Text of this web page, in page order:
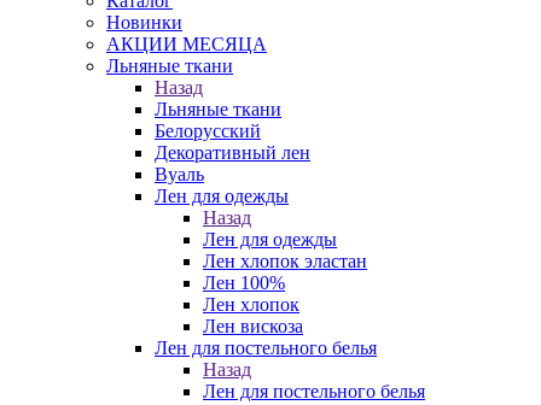
Новинки
АКЦИИ МЕСЯЦА
Льняные ткани
Назад
Льняные ткани
Белорусский
Декоративный лен
Вуаль
Лен для одежды
Назад
Лен для одежды
Лен хлопок эластан
Лен 100%
Лен хлопок
Лен вискоза
Лен для постельного белья
Назад
Лен для постельного белья